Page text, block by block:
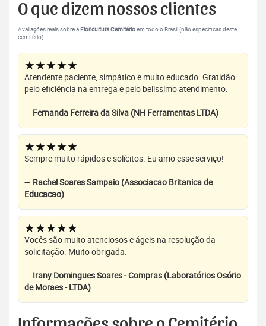
O que dizem nossos clientes
Avaliações reais sobre a Floricultura Cemitérioem todo o Brasil (não específicas deste
cemitério).
★★★★★
Atendente paciente, simpático e muito educado. Gratidão
pelo eficiência na entrega e pelo belissímo atendimento.
— Fernanda Ferreira da Silva (NH Ferramentas LTDA)
★★★★★
Sempre muito rápidos e solícitos. Eu amo esse serviço!
— Rachel Soares Sampaio (Associacao Britanica de
Educacao)
★★★★★
Vocês são muito atenciosos e ágeis na resolução da
solicitação. Muito obrigada.
— Irany Domingues Soares - Compras (Laboratórios Osório
de Moraes - LTDA)